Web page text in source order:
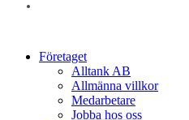
Close
Företaget
Alltank AB
Allmänna villkor
Medarbetare
Jobba hos oss